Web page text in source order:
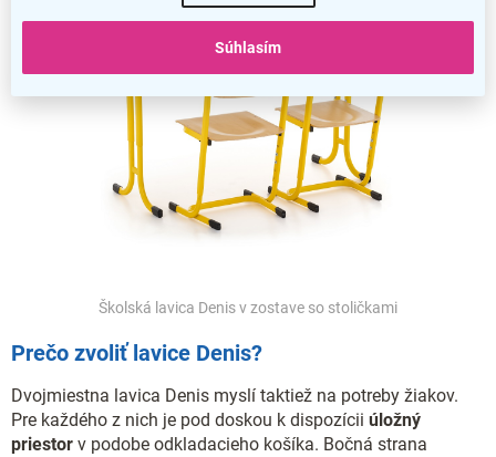
Súhlasím
Školská lavica Denis v zostave so stoličkami
Prečo zvoliť lavice Denis?
Dvojmiestna lavica Denis myslí taktiež na potreby žiakov.
Pre každého z nich je pod doskou k dispozícii úložný
priestor v podobe odkladacieho košíka. Bočná strana